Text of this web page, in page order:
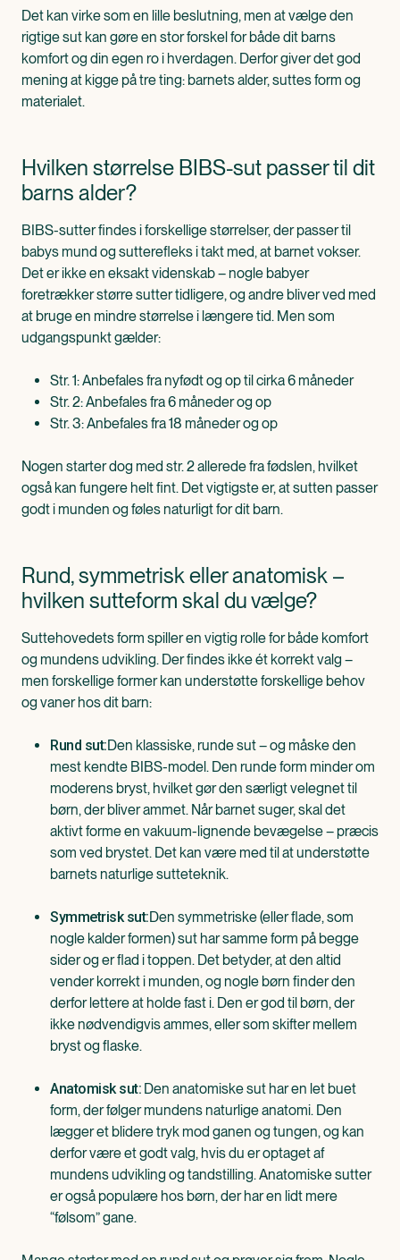
Det kan virke som en lille beslutning, men at vælge den
rigtige sut kan gøre en stor forskel for både dit barns
komfort og din egen ro i hverdagen. Derfor giver det god
mening at kigge på tre ting: barnets alder, suttes form og
materialet.
Hvilken størrelse BIBS-sut passer til dit
barns alder?
BIBS-sutter findes i forskellige størrelser, der passer til
babys mund og sutterefleks i takt med, at barnet vokser.
Det er ikke en eksakt videnskab – nogle babyer
foretrækker større sutter tidligere, og andre bliver ved med
at bruge en mindre størrelse i længere tid. Men som
udgangspunkt gælder:
Str. 1: Anbefales fra nyfødt og op til cirka 6 måneder
Str. 2: Anbefales fra 6 måneder og op
Str. 3: Anbefales fra 18 måneder og op
Nogen starter dog med str. 2 allerede fra fødslen, hvilket
også kan fungere helt fint. Det vigtigste er, at sutten passer
godt i munden og føles naturligt for dit barn.
Rund, symmetrisk eller anatomisk –
hvilken sutteform skal du vælge?
Suttehovedets form spiller en vigtig rolle for både komfort
og mundens udvikling. Der findes ikke ét korrekt valg –
men forskellige former kan understøtte forskellige behov
og vaner hos dit barn:
Rund sut:Den klassiske, runde sut – og måske den
mest kendte BIBS-model. Den runde form minder om
moderens bryst, hvilket gør den særligt velegnet til
børn, der bliver ammet. Når barnet suger, skal det
aktivt forme en vakuum-lignende bevægelse – præcis
som ved brystet. Det kan være med til at understøtte
barnets naturlige sutteteknik.
Symmetrisk sut:Den symmetriske (eller flade, som
nogle kalder formen) sut har samme form på begge
sider og er flad i toppen. Det betyder, at den altid
vender korrekt i munden, og nogle børn finder den
derfor lettere at holde fast i. Den er god til børn, der
ikke nødvendigvis ammes, eller som skifter mellem
bryst og flaske.
Anatomisk sut: Den anatomiske sut har en let buet
form, der følger mundens naturlige anatomi. Den
lægger et blidere tryk mod ganen og tungen, og kan
derfor være et godt valg, hvis du er optaget af
mundens udvikling og tandstilling. Anatomiske sutter
er også populære hos børn, der har en lidt mere
“følsom” gane.